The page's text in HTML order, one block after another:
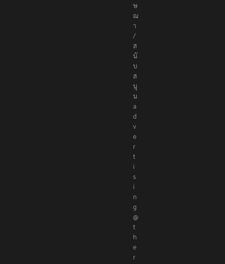
ษ
ณ
า
/
ส
นั
บ
ส
นุ
น
a
d
v
e
r
t
i
s
i
n
g
@
t
h
e
r